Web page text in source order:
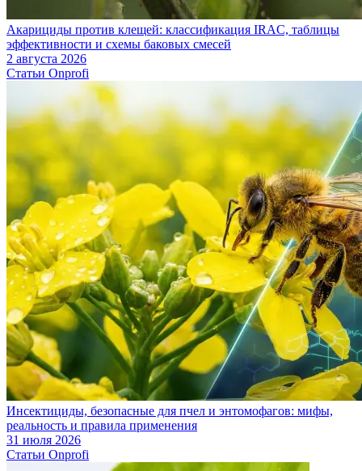
Акарициды против клещей: классификация IRAC, таблицы
эффективности и схемы баковых смесей
2 августа 2026
Статьи Onprofi
Инсектициды, безопасные для пчел и энтомофагов: мифы,
реальность и правила применения
31 июля 2026
Статьи Onprofi